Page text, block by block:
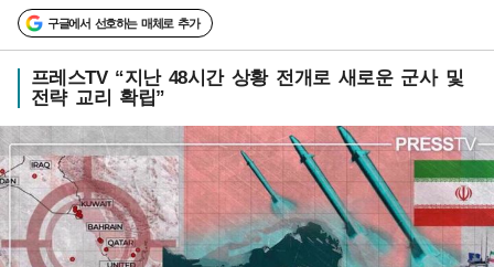
구글에서 선호하는 매체로 추가
프레스TV “지난 48시간 상황 전개로 새로운 군사 및
전략 교리 확립”